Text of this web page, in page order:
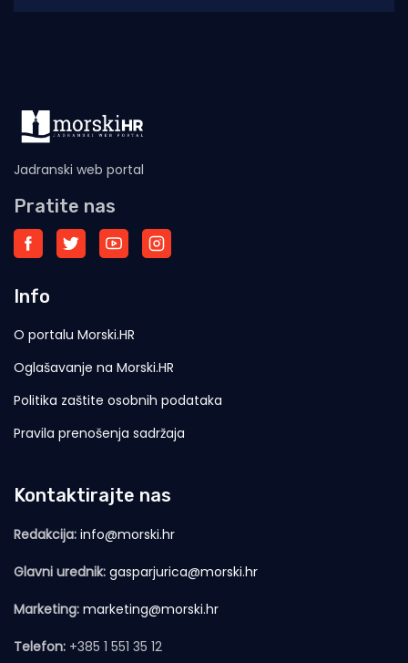
Jadranski web portal
Pratite nas
Info
O portalu Morski.HR
Oglašavanje na Morski.HR
Politika zaštite osobnih podataka
Pravila prenošenja sadržaja
Kontaktirajte nas
Redakcija: info@morski.hr
Glavni urednik: gasparjurica@morski.hr
Marketing: marketing@morski.hr
Telefon: +385 1 551 35 12